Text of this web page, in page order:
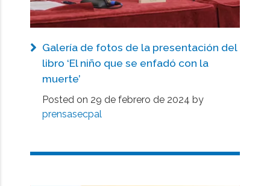
Galería de fotos de la presentación del
libro ‘El niño que se enfadó con la
muerte’
Posted on 29 de febrero de 2024 by
prensasecpal